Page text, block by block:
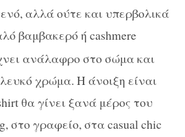
αλλά ούτε και υπερβολικά
βαμβακερό ή cashmere
ανάλαφρο στο σώμα και
χρώμα. Η άνοιξη είναι
θα γίνει ξανά μέρος του
στο γραφείο, στα casual chic